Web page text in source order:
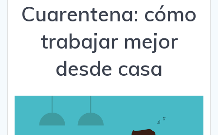
Cuarentena: cómo
trabajar mejor
desde casa